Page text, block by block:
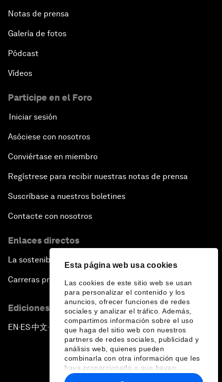
Esta página web usa cookies
Las cookies de este sitio web se usan
para personalizar el contenido y los
anuncios, ofrecer funciones de redes
sociales y analizar el tráfico. Además,
compartimos información sobre el uso
que haga del sitio web con nuestros
partners de redes sociales, publicidad y
análisis web, quienes pueden
combinarla con otra información que les
haya proporcionado o que hayan
recopilado a partir del uso que haya
Notas de prensa
Galería de fotos
Pódcast
Vídeos
Participe en el Foro
Iniciar sesión
Asóciese con nosotros
Conviértase en miembro
Regístrese para recibir nuestras notas de prensa
Suscríbase a nuestros boletines
Contacte con nosotros
Enlaces directos
La sostenibilidad en el Foro
Carreras profesionales
Ediciones en otros idiomas
EN ▪ES▪中文▪ 日本語